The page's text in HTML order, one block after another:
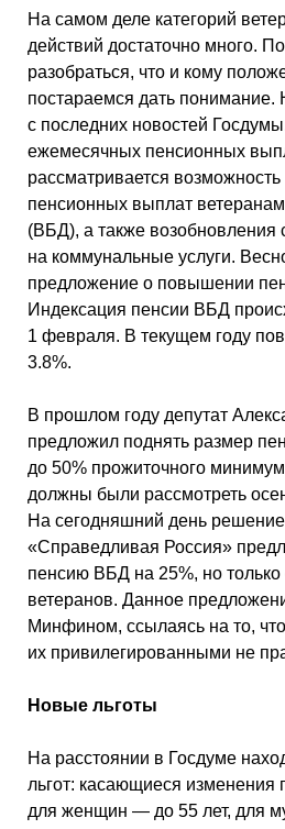
На самом деле категорий
действий достаточно много.
разобраться, что и кому
постараемся дать понимание.
с последних новостей
ежемесячных пенсионных
рассматривается
пенсионных выплат
(ВБД), а также возобновления
на коммунальные услуги.
предложение о повышении
Индексация пенсии ВБД
1 февраля. В текущем году
3.8%.
В прошлом году депутат
предложил поднять размер
до 50% прожиточного
должны были рассмотреть
На сегодняшний день
«Справедливая Россия»
пенсию ВБД на 25%, но только
ветеранов. Данное
Минфином, ссылаясь на то,
их привилегированными не
Новые льготы
На расстоянии в Госдуме
льгот: касающиеся изменения
для женщин — до 55 лет, для